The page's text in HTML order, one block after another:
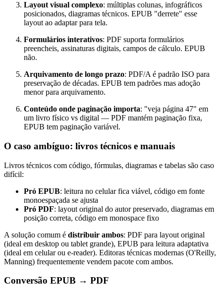
Layout visual complexo: múltiplas colunas, infográficos
posicionados, diagramas técnicos. EPUB "derrete" esse
layout ao adaptar para tela.
Formulários interativos: PDF suporta formulários
preencheis, assinaturas digitais, campos de cálculo. EPUB
não.
Arquivamento de longo prazo: PDF/A é padrão ISO para
preservação de décadas. EPUB tem padrões mas adoção
menor para arquivamento.
Conteúdo onde paginação importa: "veja página 47" em
um livro físico vs digital — PDF mantém paginação fixa,
EPUB tem paginação variável.
O caso ambíguo: livros técnicos e manuais
Livros técnicos com código, fórmulas, diagramas e tabelas são caso
difícil:
Pró EPUB: leitura no celular fica viável, código em fonte
monoespaçada se ajusta
Pró PDF: layout original do autor preservado, diagramas em
posição correta, código em monospace fixo
A solução comum é distribuir ambos: PDF para layout original
(ideal em desktop ou tablet grande), EPUB para leitura adaptativa
(ideal em celular ou e-reader). Editoras técnicas modernas (O'Reilly,
Manning) frequentemente vendem pacote com ambos.
Conversão EPUB → PDF